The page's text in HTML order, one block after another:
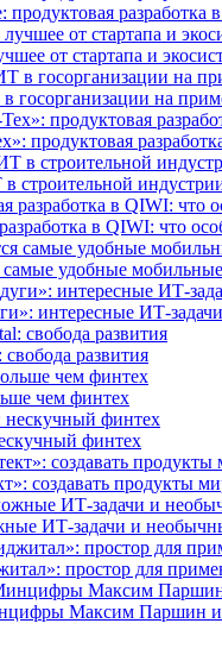
продуктовая разработка
от стартапа и
госорганизации на
продуктовая
строительной
в QIWI: что
удобные
интересные ИТ-
развития
чем финтех
финтех
создавать продукты
ИТ‑задачи и
простор для
Максим Паршин